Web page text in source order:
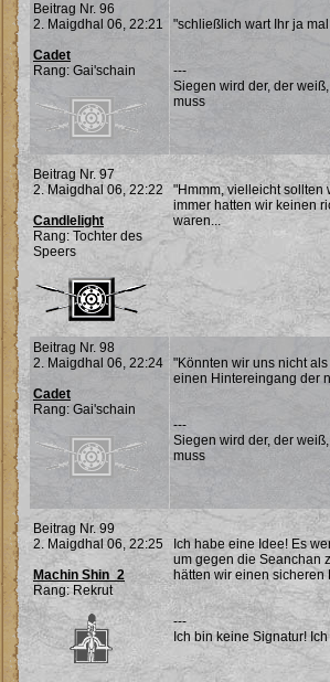
Beitrag Nr. 96
2. Maigdhal 06, 22:21
Cadet
Rang: Gai'schain
"schließlich wart Ihr ja
---
Siegen wird der, der
muss
Beitrag Nr. 97
2. Maigdhal 06, 22:22
Candlelight
Rang: Tochter des
Speers
"Hmmm, vielleicht sollten
immer hatten wir keinen
waren...
Beitrag Nr. 98
2. Maigdhal 06, 22:24
Cadet
Rang: Gai'schain
"Könnten wir uns nicht
einen Hintereingang der
---
Siegen wird der, der
muss
Beitrag Nr. 99
2. Maigdhal 06, 22:25
Machin Shin_2
Rang: Rekrut
Ich habe eine Idee! Es
um gegen die Seanchan
hätten wir einen
---
Ich bin keine Signatur!